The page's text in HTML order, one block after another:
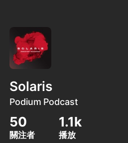
Solaris
Podium Podcast
50
關注者
1.1k
播放